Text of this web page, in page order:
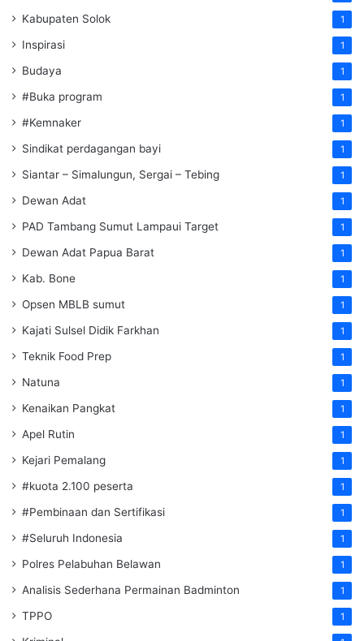
Kabupaten Solok 1
Inspirasi 1
Budaya 1
#Buka program 1
#Kemnaker 1
Sindikat perdagangan bayi 1
Siantar – Simalungun, Sergai – Tebing 1
Dewan Adat 1
PAD Tambang Sumut Lampaui Target 1
Dewan Adat Papua Barat 1
Kab. Bone 1
Opsen MBLB sumut 1
Kajati Sulsel Didik Farkhan 1
Teknik Food Prep 1
Natuna 1
Kenaikan Pangkat 1
Apel Rutin 1
Kejari Pemalang 1
#kuota 2.100 peserta 1
#Pembinaan dan Sertifikasi 1
#Seluruh Indonesia 1
Polres Pelabuhan Belawan 1
Analisis Sederhana Permainan Badminton 1
TPPO 1